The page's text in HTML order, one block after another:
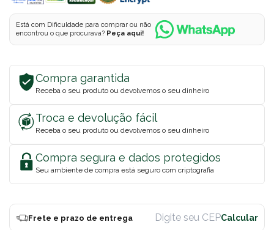
Está com Dificuldade para comprar ou não
encontrou o que procurava? Peça aqui!
Compra garantida
Receba o seu produto ou devolvemos o seu dinheiro
Troca e devolução fácil
Receba o seu produto ou devolvemos o seu dinheiro
Compra segura e dados protegidos
Seu ambiente de compra está seguro com criptografia
Frete e prazo de entrega